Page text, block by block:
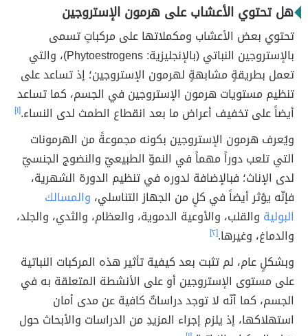
هل تحتوي الأعشاب على هرمون الإستروجين
تحتوي بعض الأعشاب ومكملاتها على مركباتٍ تسمى
بالإستروجين النباتي (بالإنجليزية: Phytoestrogens)، والتي
تعمل بطريقةٍ مشابهةٍ لهرمون الإستروجين؛ إذ تساعد على
تنظيم مستويات هرمون الإستروجين في الجسم، كما تساعد
أيضاً على تخفيف أعراض ما بعد انقطاع الطمث لدى النساء.[١]
ويُعرف هرمون الإستروجين بكونه مجموعةً من الهرمونات
التي تلعب دوراً مهماً في النموّ الطبيعيّ والنضوج الجنسيّ
لدى الإناث؛ فبالإضافة لدوره في تنظيم الدورة الشهرية،
فإنّه يؤثر أيضاً في كلٍ من الجهاز التناسلي، والمسالك
البولية والقلب، والأوعية الدموية، والعظام، والثدي، والجلد،
والدماغ، وغيرها.[٢]
وبشكلٍ عام، لم تثبت بعد كيفية تأثير هذه المركبات النباتية
على مستوى الإستروجين أو على الأنشطة المتعلقة به في
الجسم، كما أنّه لا توجد دراساتٌ كافية عن مدى أمان
استهلاكها، إذ يلزم إجراء المزيدِ من الدراسات والأبحاث حول